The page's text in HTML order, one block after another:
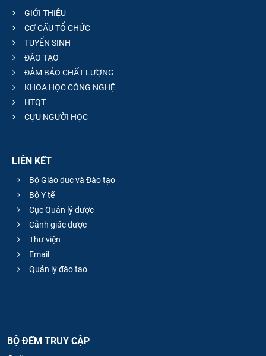
GIỚI THIỆU
CƠ CẤU TỔ CHỨC
TUYỂN SINH
ĐÀO TẠO
ĐẢM BẢO CHẤT LƯỢNG
KHOA HỌC CÔNG NGHỆ
HTQT
CỰU NGƯỜI HỌC
LIÊN KẾT
Bộ Giáo dục và Đào tạo
Bộ Y tế
Cục Quản lý dược
Cảnh giác dược
Thư viện
Email
Quản lý đào tạo
BỘ ĐẾM TRUY CẬP